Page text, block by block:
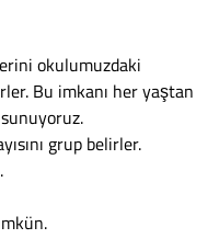
okulumuzdaki
Bu imkanı her yaştan
grup belirler.